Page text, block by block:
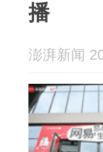
播
澎湃新闻